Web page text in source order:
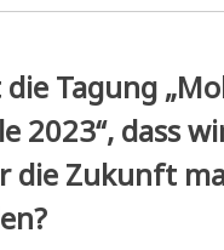
Tagung
2023“, dass
die Zukunft